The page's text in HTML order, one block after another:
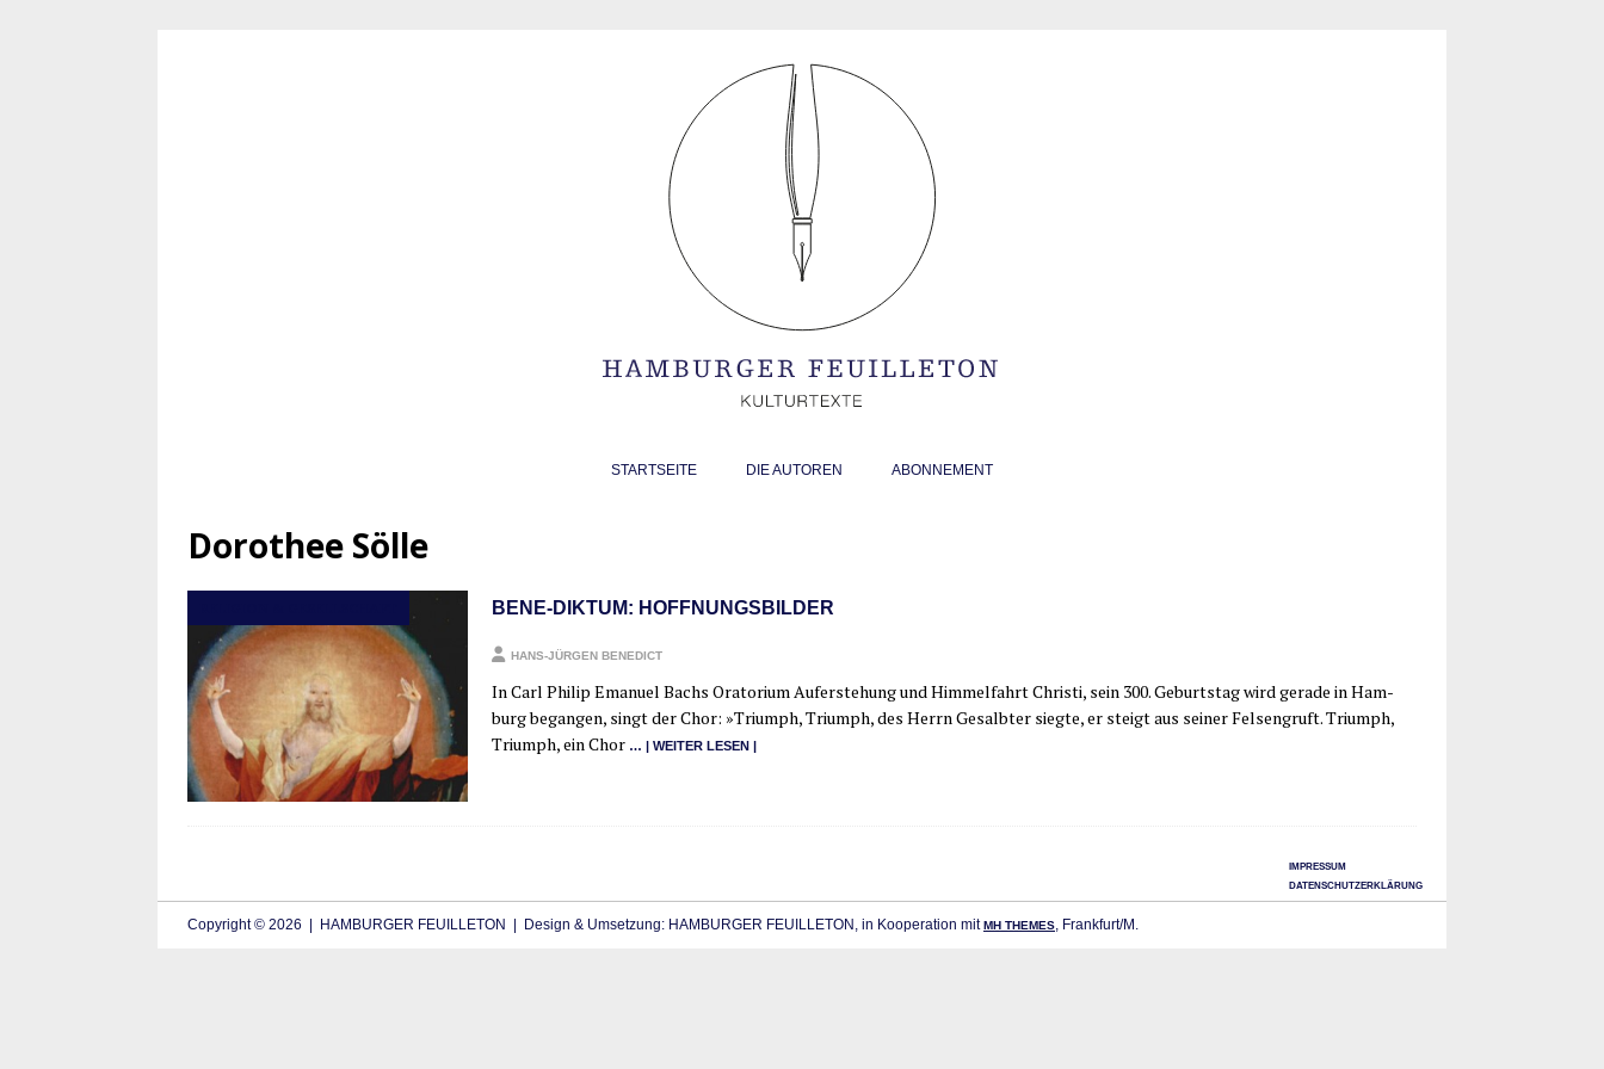
STARTSEITE DIE AUTOREN ABONNEMENT
Dorothee Sölle
BENE-DIKTUM: HOFFNUNGSBILDER
HANS-JÜRGEN BENEDICT
In Carl Phil­ip Ema­nu­el Bachs Ora­to­ri­um Auf­er­ste­hung und Him­mel­fahrt Chris­ti, sein 300. Geburts­tag wird gera­de in Ham­
burg began­gen, singt der Chor: »Tri­umph, Tri­umph, des Herrn Gesalb­ter sieg­te, er steigt aus sei­ner Fel­sen­gruft. Tri­umph,
Tri­umph, ein Chor … | WEI­TER LESEN |
IMPRESSUM
DATENSCHUTZERKLÄRUNG
Copyright © 2026 | HAMBURGER FEUILLETON | Design & Umsetzung: HAMBURGER FEUILLETON, in Kooperation mitMH THEMES , Frankfurt/M.